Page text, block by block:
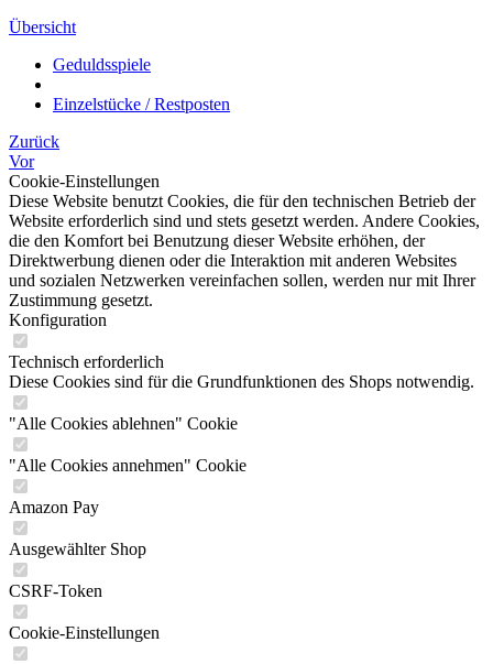
Übersicht
Geduldsspiele
Einzelstücke / Restposten
Zurück
Vor
Cookie-Einstellungen
Diese Website benutzt Cookies, die für den technischen Betrieb der
Website erforderlich sind und stets gesetzt werden. Andere Cookies,
die den Komfort bei Benutzung dieser Website erhöhen, der
Direktwerbung dienen oder die Interaktion mit anderen Websites
und sozialen Netzwerken vereinfachen sollen, werden nur mit Ihrer
Zustimmung gesetzt.
Konfiguration
Technisch erforderlich
Diese Cookies sind für die Grundfunktionen des Shops notwendig.
"Alle Cookies ablehnen" Cookie
"Alle Cookies annehmen" Cookie
Amazon Pay
Ausgewählter Shop
CSRF-Token
Cookie-Einstellungen